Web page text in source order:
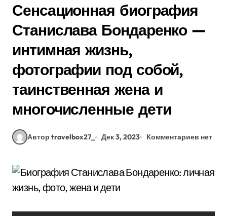
Сенсационная биография
Станислава Бондаренко —
интимная жизнь,
фотографии под собой,
таинственная жена и
многочисленные дети
Автор travelbox27_ Дек 3, 2023 Комментариев нет